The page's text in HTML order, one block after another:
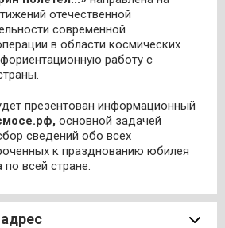
отечественной
современной
в области космических
работу с
презентован информационный
основной задачей
сведений обо всех
к празднованию юбилея
всей стране.